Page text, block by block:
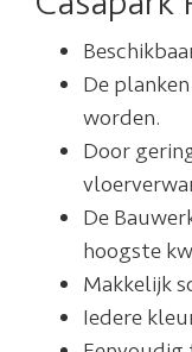
De
worden.
Door
De
hoogste
Makkelijk
Iedere